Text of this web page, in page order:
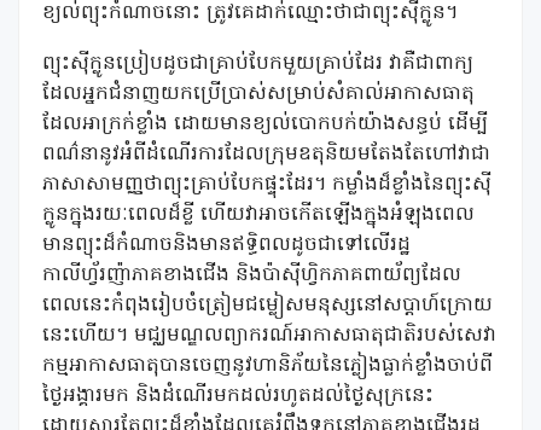
ខ្យល់ព្យុះកំណាចនោះ ត្រូវគេដាក់ឈ្មោះថាជាព្យុះស៊ីក្លូន។
ព្យុះស៊ីក្លូនប្រៀបដូចជាគ្រាប់បែកមួយគ្រាប់ដែរ វាគឺជាពាក្យ
ដែលអ្នកជំនាញយកប្រើប្រាស់សម្រាប់សំគាល់អាកាសធាតុ
ដែលអាក្រក់ខ្លាំង ដោយមានខ្យល់បោកបក់យ៉ាងសន្ធប់ ដើម្បី
ពណ៌នានូវអំពីដំណើរការដែលក្រុមឧតុនិយមតែងតែហៅវាជា
ភាសាសាមញ្ញថាព្យុះគ្រាប់បែកផ្ទុះដែរ។ កម្លាំងដ៏ខ្លាំងនៃព្យុះស៊ី
ក្លូនក្នុងរយៈពេលដ៏ខ្លី ហើយវាអាចកើតឡើងក្នុងអំឡុងពេល
មានព្យុះដ៏កំណាចនិងមានឥទ្ធិពលដូចជាទៅលើរដ្ឋ
កាលីហ្វ័រញ៉ាភាគខាងជើង និងប៉ាស៊ីហ្វិកភាគពាយ័ព្យដែល
ពេលនេះកំពុងរៀបចំត្រៀមជម្លៀសមនុស្សនៅសប្តាហ៍ក្រោយ
នេះហើយ។ មជ្ឈមណ្ឌលព្យាករណ៍អាកាសធាតុជាតិរបស់សេវា
កម្មអាកាសធាតុបានចេញនូវហានិភ័យនៃភ្លៀងធ្លាក់ខ្លាំងចាប់ពី
ថ្ងៃអង្គារមក និងដំណើរមកដល់រហូតដល់ថ្ងៃសុក្រនេះ